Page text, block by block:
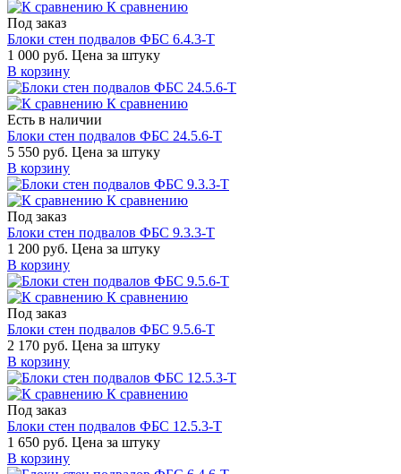
К сравнению
Под заказ
Блоки стен подвалов ФБС 6.4.3-Т
1 000 руб. Цена за штуку
В корзину
К сравнению
Есть в наличии
Блоки стен подвалов ФБС 24.5.6-Т
5 550 руб. Цена за штуку
В корзину
К сравнению
Под заказ
Блоки стен подвалов ФБС 9.3.3-Т
1 200 руб. Цена за штуку
В корзину
К сравнению
Под заказ
Блоки стен подвалов ФБС 9.5.6-Т
2 170 руб. Цена за штуку
В корзину
К сравнению
Под заказ
Блоки стен подвалов ФБС 12.5.3-Т
1 650 руб. Цена за штуку
В корзину